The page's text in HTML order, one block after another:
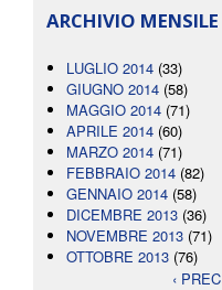
ARCHIVIO MENSILE
LUGLIO 2014 (33)
GIUGNO 2014 (58)
MAGGIO 2014 (71)
APRILE 2014 (60)
MARZO 2014 (71)
FEBBRAIO 2014 (82)
GENNAIO 2014 (58)
DICEMBRE 2013 (36)
NOVEMBRE 2013 (71)
OTTOBRE 2013 (76)
‹ PREC